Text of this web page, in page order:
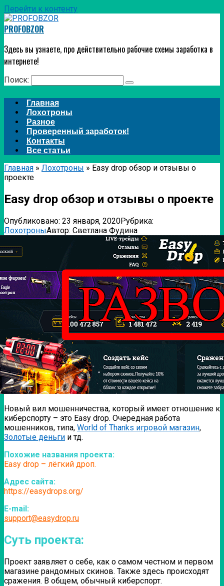
Перейти к контенту
PROFOBZOR
Здесь вы узнаете, про действительно рабочие схемы заработка в
интернете!
Поиск:
Главная
Лохотроны
Разное
Проверенный заработок!
Контакты
Все статьи
Главная » Лохотроны » Easy drop обзор и отзывы о
проекте
Easy drop обзор и отзывы о проекте
Опубликовано: 23 января, 2020Рубрика:
ЛохотроныАвтор: Светлана Фудина
Новый вил мошенничества, который имеет отношение к
киберспорту – это Easy drop. Очередная работа
мошенников, типа, World of Thanks игровой магазин,
Золотые деньги и тд.
Похожие названия проекта:
Easy drop – лёгкий дроп.
Адрес сайта:
https://easydrops.org/
E-mail:
support@easydrop.ru
Суть проекта:
Проект заявляет о себе, как о самом честном и первом
магазине рандомных скинов. Также здесь происходят
сражения. В общем, обычный киберспорт.